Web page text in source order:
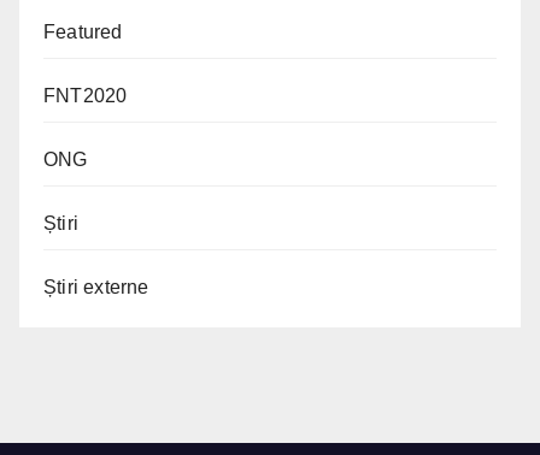
Featured
FNT2020
ONG
Știri
Știri externe